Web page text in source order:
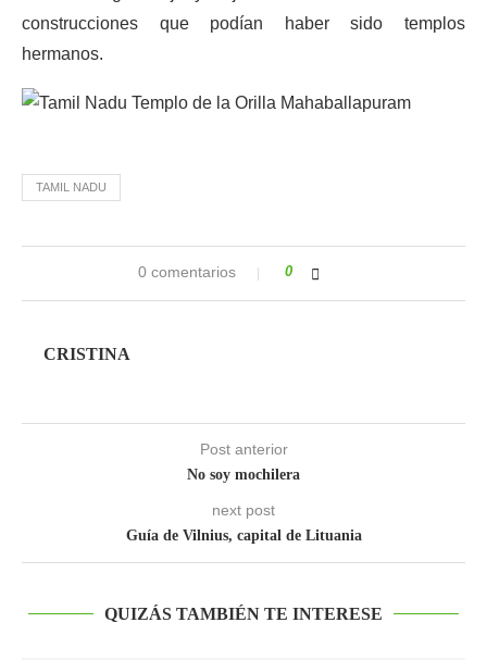
construcciones que podían haber sido templos
hermanos.
TAMIL NADU
0 comentarios 0
CRISTINA
Post anterior
No soy mochilera
next post
Guía de Vilnius, capital de Lituania
QUIZÁS TAMBIÉN TE INTERESE